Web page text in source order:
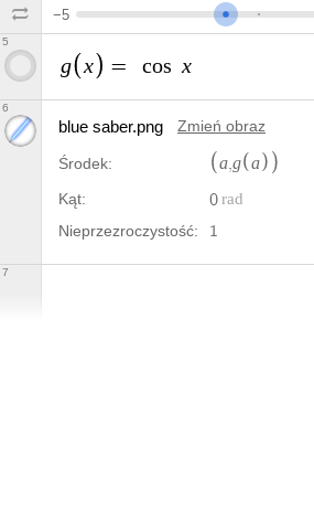
−5
g x = cos x
5
blue saber.png Zmień obraz
Środek: a, g a
Kąt: 0
Nieprzezroczystość:
1
6
7